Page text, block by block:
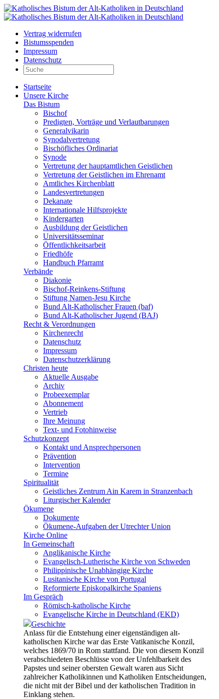
Vertrag widerrufen
Bistumsspenden
Impressum
Datenschutz
Startseite
Unsere Kirche
Das Bistum
Bischof
Predigten, Vorträge und Verlautbarungen
Generalvikarin
Synodalvertretung
Bischöfliches Ordinariat
Synode
Vertretung der hauptamtlichen Geistlichen
Vertretung der Geistlichen im Ehrenamt
Amtliches Kirchenblatt
Landesvertretungen
Dekanate
Internationale Hilfsprojekte
Kindergarten
Ausbildung der Geistlichen
Universitätsseminar
Öffentlichkeitsarbeit
Friedhöfe
Handbuch Pfarramt
Verbände
Diakonie
Bischof-Reinkens-Stiftung
Stiftung Namen-Jesu Kirche
Bund Alt-Katholischer Frauen (baf)
Bund Alt-Katholischer Jugend (BAJ)
Recht & Verordnungen
Kirchenrecht
Datenschutz
Impressum
Datenschutzerklärung
Christen heute
Aktuelle Ausgabe
Archiv
Probeexemplar
Abonnement
Vertrieb
Ihre Meinung
Text- und Fotohinweise
Schutzkonzept
Kontakt und Ansprechpersonen
Prävention
Intervention
Termine
Spiritualität
Geistliches Zentrum Ain Karem in Stranzenbach
Liturgischer Kalender
Ökumene
Dokumente
Ökumene-Aufgaben der Utrechter Union
Kirche Online
In Gemeinschaft
Anglikanische Kirche
Evangelisch-Lutherische Kirche von Schweden
Philippinische Unabhängige Kirche
Lusitanische Kirche von Portugal
Reformierte Episkopalkirche Spaniens
Im Gespräch
Römisch-katholische Kirche
Evangelische Kirche in Deutschland (EKD)
Geschichte
Anlass für die Entstehung einer eigenständigen alt-
katholischen Kirche war das Erste Vatikanische Konzil,
welches 1869/70 in Rom stattfand. Die von diesem Konzil
verabschiedeten Beschlüsse von der Unfehlbarkeit des
Papstes und seiner obersten Gewalt waren aus Sicht
zahlreicher Katholikinnen und Katholiken Entscheidungen,
die nicht mit der Bibel und der katholischen Tradition in
Einklang stehen.